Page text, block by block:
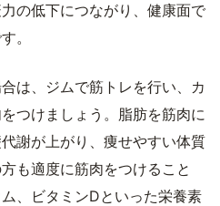
の低下につながり、健康面で
。
は、ジムで筋トレを行い、カ
つけましょう。脂肪を筋肉に
謝が上がり、痩せやすい体質
も適度に筋肉をつけること
、ビタミンDといった栄養素